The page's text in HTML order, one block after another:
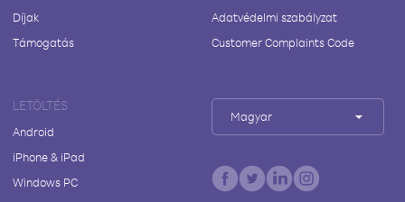
Díjak
Támogatás
Adatvédelmi szabályzat
Customer Complaints Code
LETÖLTÉS
Android
iPhone & iPad
Windows PC
Magyar